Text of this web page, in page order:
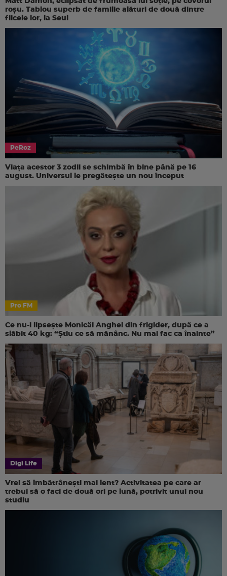
roșu. Tablou superb de familie alături de două dintre
fiicele lor, la Seul
PeRoz
Viața acestor 3 zodii se schimbă în bine până pe 16
august. Universul le pregătește un nou început
Pro FM
Ce nu-i lipsește Monicăi Anghel din frigider, după ce a
slăbit 40 kg: “Știu ce să mănânc. Nu mai fac ca înainte”
Digi Life
Vrei să îmbătrânești mai lent? Activitatea pe care ar
trebui să o faci de două ori pe lună, potrivit unui nou
studiu